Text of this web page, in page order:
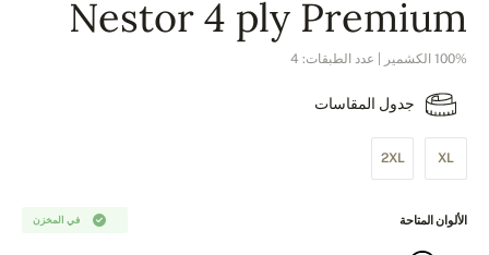
Nestor 4 ply Premium
100% الكشمير | عدد الطبقات: 4
جدول المقاسات
XL
2XL
في المخزن الألوان المتاحة